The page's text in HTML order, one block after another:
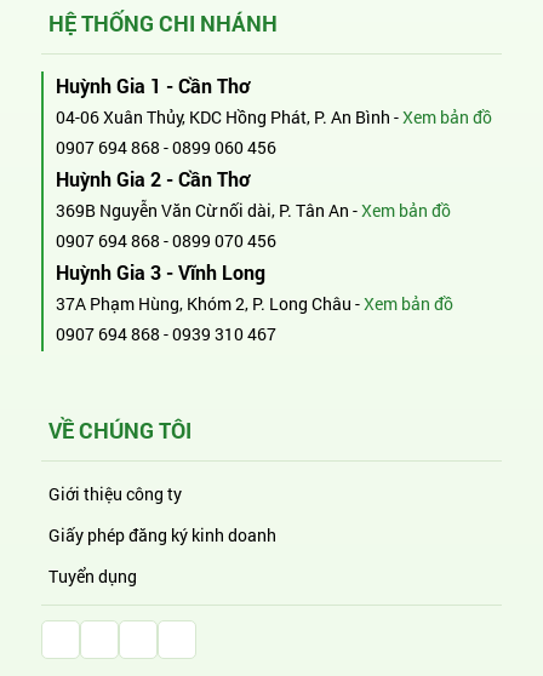
HỆ THỐNG CHI NHÁNH
Huỳnh Gia 1 - Cần Thơ
04-06 Xuân Thủy, KDC Hồng Phát, P. An Bình -Xem bản đồ
0907 694 868 -0899 060 456
Huỳnh Gia 2 - Cần Thơ
369B Nguyễn Văn Cừ nối dài, P. Tân An -Xem bản đồ
0907 694 868 -0899 070 456
Huỳnh Gia 3 - Vĩnh Long
37A Phạm Hùng, Khóm 2, P. Long Châu -Xem bản đồ
0907 694 868 -0939 310 467
VỀ CHÚNG TÔI
Giới thiệu công ty
Giấy phép đăng ký kinh doanh
Tuyển dụng